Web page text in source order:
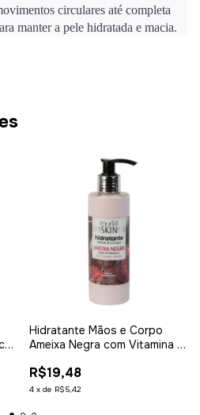
circulares até completa
manter a pele hidratada e macia.
Hidratante Mãos e Corpo
Ameixa Negra com Vitamina E
R$19,48
4 x de R$5,42